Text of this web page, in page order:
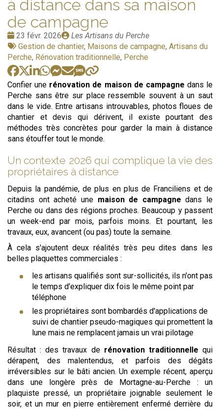
à distance dans sa maison
de campagne
Date
:
23 févr. 2026
Publié
par
Les Artisans du Perche
Tags
:
Gestion de chantier, Maisons de campagne, Artisans du
Perche, Rénovation traditionnelle, Perche
Confier une rénovation de maison de campagne dans le
Perche sans être sur place ressemble souvent à un saut
dans le vide. Entre artisans introuvables, photos floues de
chantier et devis qui dérivent, il existe pourtant des
méthodes très concrètes pour garder la main à distance
sans étouffer tout le monde.
Un contexte 2026 qui complique la vie des
propriétaires à distance
Depuis la pandémie, de plus en plus de Franciliens et de
citadins ont acheté une maison de campagne dans le
Perche ou dans des régions proches. Beaucoup y passent
un week-end par mois, parfois moins. Et pourtant, les
travaux, eux, avancent (ou pas) toute la semaine.
À cela s'ajoutent deux réalités très peu dites dans les
belles plaquettes commerciales :
les artisans qualifiés sont sur-sollicités, ils n'ont pas
le temps d'expliquer dix fois le même point par
téléphone
les propriétaires sont bombardés d'applications de
suivi de chantier pseudo-magiques qui promettent la
lune mais ne remplacent jamais un vrai pilotage
Résultat : des travaux de rénovation traditionnelle qui
dérapent, des malentendus, et parfois des dégâts
irréversibles sur le bâti ancien. Un exemple récent, aperçu
dans une longère près de Mortagne-au-Perche : un
plaquiste pressé, un propriétaire joignable seulement le
soir, et un mur en pierre entièrement enfermé derrière du